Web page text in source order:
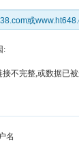
或
:
不完整,或数据已
名